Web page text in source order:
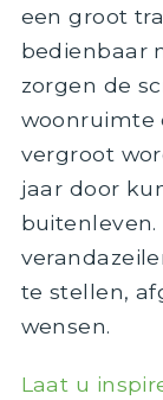
een groot
bedienbaar
zorgen de
woonruimte
vergroot
jaar door
buitenleven.
te stellen,
wensen.
Laat u